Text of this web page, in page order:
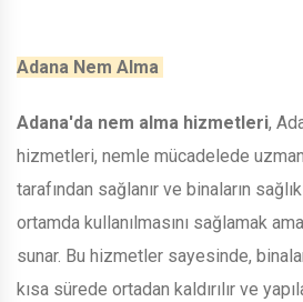
Adana Nem Alma
Adana'da nem alma hizmetleri,
hizmetleri, nemle mücadelede
tarafından sağlanır ve binaların
ortamda kullanılmasını sağlamak
sunar. Bu hizmetler sayesinde,
kısa sürede ortadan kaldırılır ve